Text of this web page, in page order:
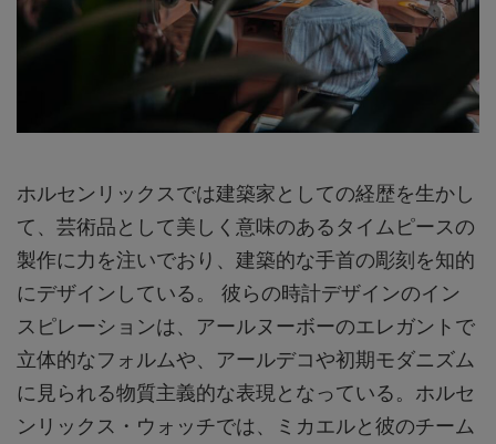
ホルセンリックスでは建築家としての経歴を生かし
て、芸術品として美しく意味のあるタイムピースの
製作に力を注いでおり、建築的な手首の彫刻を知的
にデザインしている。 彼らの時計デザインのイン
スピレーションは、アールヌーボーのエレガントで
立体的なフォルムや、アールデコや初期モダニズム
に見られる物質主義的な表現となっている。ホルセ
ンリックス・ウォッチでは、ミカエルと彼のチーム